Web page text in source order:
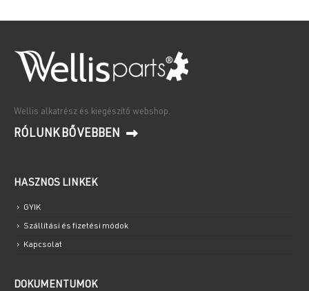
Wellis alkatrész és kiegészítő webshop.
RÓLUNK BŐVEBBEN
HASZNOS LINKEK
GYIK
Szállítási és fizetési módok
Kapcsolat
DOKUMENTUMOK